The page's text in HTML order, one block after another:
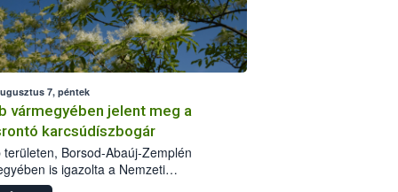
7, péntek
vármegyében jelent meg a
karcsúdíszbogár
területen, Borsod-Abaúj-Zemplén
is igazolta a Nemzeti
biztonsági Hivatal (Nébih) a